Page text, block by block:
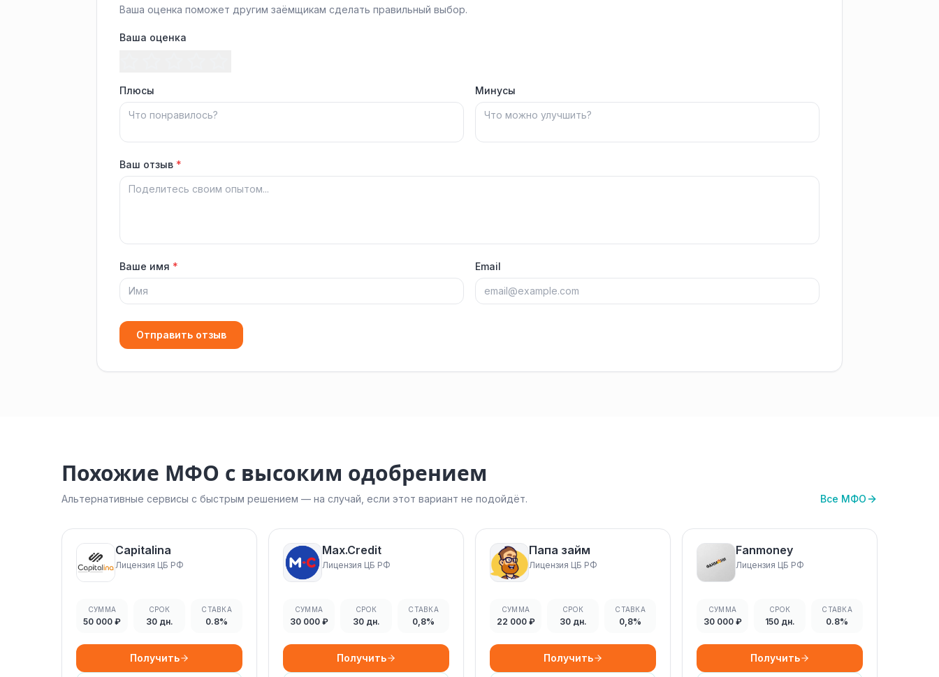
Ваша оценка поможет другим заёмщикам сделать правильный выбор.
Ваша оценка
Плюсы Минусы
Ваш отзыв *
Ваше имя * Email
Отправить отзыв
Похожие МФО с высоким одобрением
Альтернативные сервисы с быстрым решением — на случай, если этот вариант не подойдёт. Все МФО
Capitalina
Лицензия ЦБ РФ
СУММА
50 000 ₽
СРОК
30 дн.
СТАВКА
0.8%
Получить
Max.Credit
Лицензия ЦБ РФ
СУММА
30 000 ₽
СРОК
30 дн.
СТАВКА
0,8%
Получить
Папа займ
Лицензия ЦБ РФ
СУММА
22 000 ₽
СРОК
30 дн.
СТАВКА
0,8%
Получить
Fanmoney
Лицензия ЦБ РФ
СУММА
30 000 ₽
СРОК
150 дн.
СТАВКА
0.8%
Получить